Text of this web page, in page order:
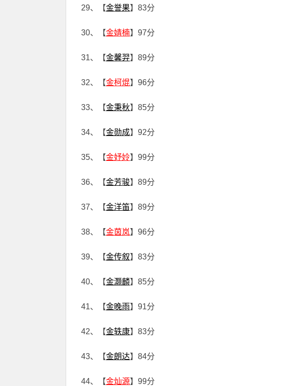
29、【金誉果】83分
30、【金婧楠】97分
31、【金馨羿】89分
32、【金柯焜】96分
33、【金秉秋】85分
34、【金勋成】92分
35、【金妤姈】99分
36、【金芳骏】89分
37、【金洋笛】89分
38、【金茵岚】96分
39、【金传叙】83分
40、【金灏麟】85分
41、【金晚雨】91分
42、【金轶康】83分
43、【金朗达】84分
44、【金灿源】99分